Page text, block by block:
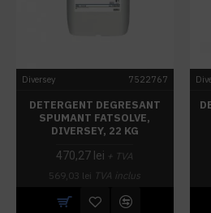
Diversey 7522767
DETERGENT DEGRESANT
SPUMANT FATSOLVE,
DIVERSEY, 22 KG
470,27 lei + TVA
569,03 lei TVA inclus